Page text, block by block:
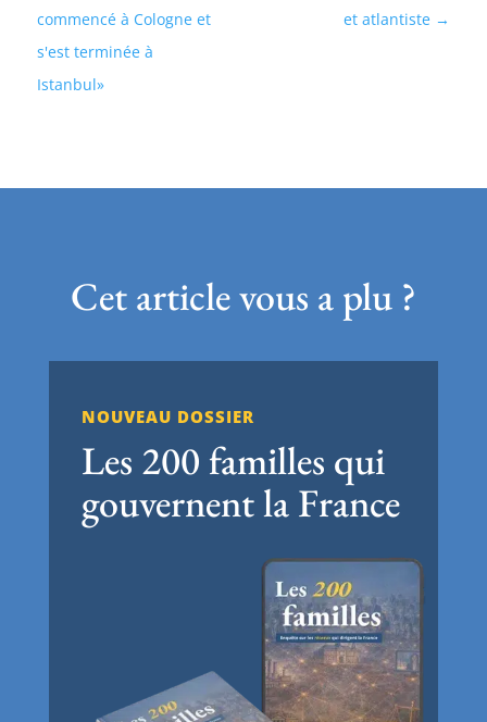
et atlantiste
commencé à Cologne et
s'est terminée à
Istanbul»
Cet article vous a plu ?
NOUVEAU DOSSIER
Les 200 familles qui
gouvernent la France